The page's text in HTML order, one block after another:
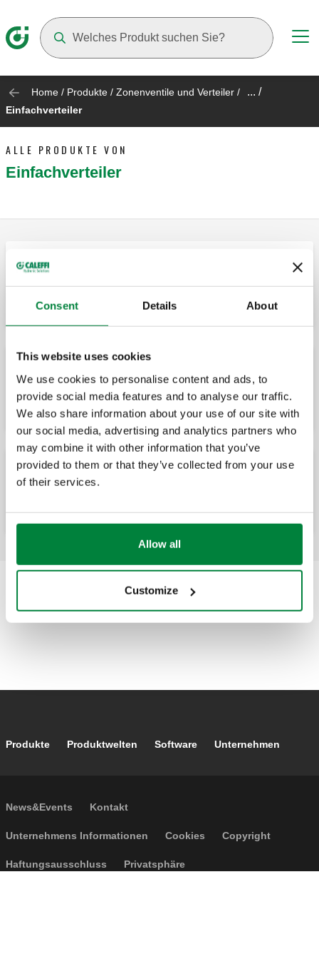
Consent Details About
This website uses cookies
We use cookies to personalise content and ads, to
provide social media features and to analyse our traffic.
We also share information about your use of our site with
our social media, advertising and analytics partners who
may combine it with other information that you’ve
provided to them or that they’ve collected from your use
of their services.
Allow all
Customize
Home / Produkte / Zonenventile und Verteiler / ... /
Einfachverteiler
ALLE PRODUKTE VON
Einfachverteiler
Außengewinde Euroconus.
Einfacher modularer
Verteiler. Mittenabstand Abgänge 50 mm.
Einfacher modularer Verteiler, IG-
Footer main navigation
Produkte Produktwelten Software Unternehmen
Footer secondary navigation
News&Events Kontakt
Footer menu
Unternehmens Informationen Cookies Copyright
Haftungsausschluss Privatsphäre